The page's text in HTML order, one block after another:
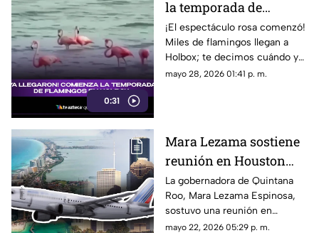
0:31
la temporada de
flamingos en Holbox
¡El espectáculo rosa comenzó!
Miles de flamingos llegan a
Holbox; te decimos cuándo y
cómo disfrutar de esta
mayo 28, 2026 01:41 p. m.
Mara Lezama sostiene
reunión en Houston
para fortalecer las
alianzas con el Caribe
Mexicano
La gobernadora de Quintana
Roo, Mara Lezama Espinosa,
sostuvo una reunión en
Houston para fortalecer las
mayo 22, 2026 05:29 p. m.